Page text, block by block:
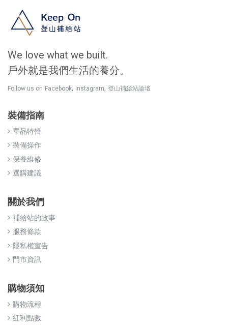
We love what we built.
戶外就是我們生活的養分。
Follow us on Facebook, Instagram, 登山補給站論壇
裝備指南
單品特輯
裝備操作
保養維修
選購建議
關於我們
補給站的故事
服務條款
隱私權宣告
門市資訊
購物須知
購物流程
紅利點數